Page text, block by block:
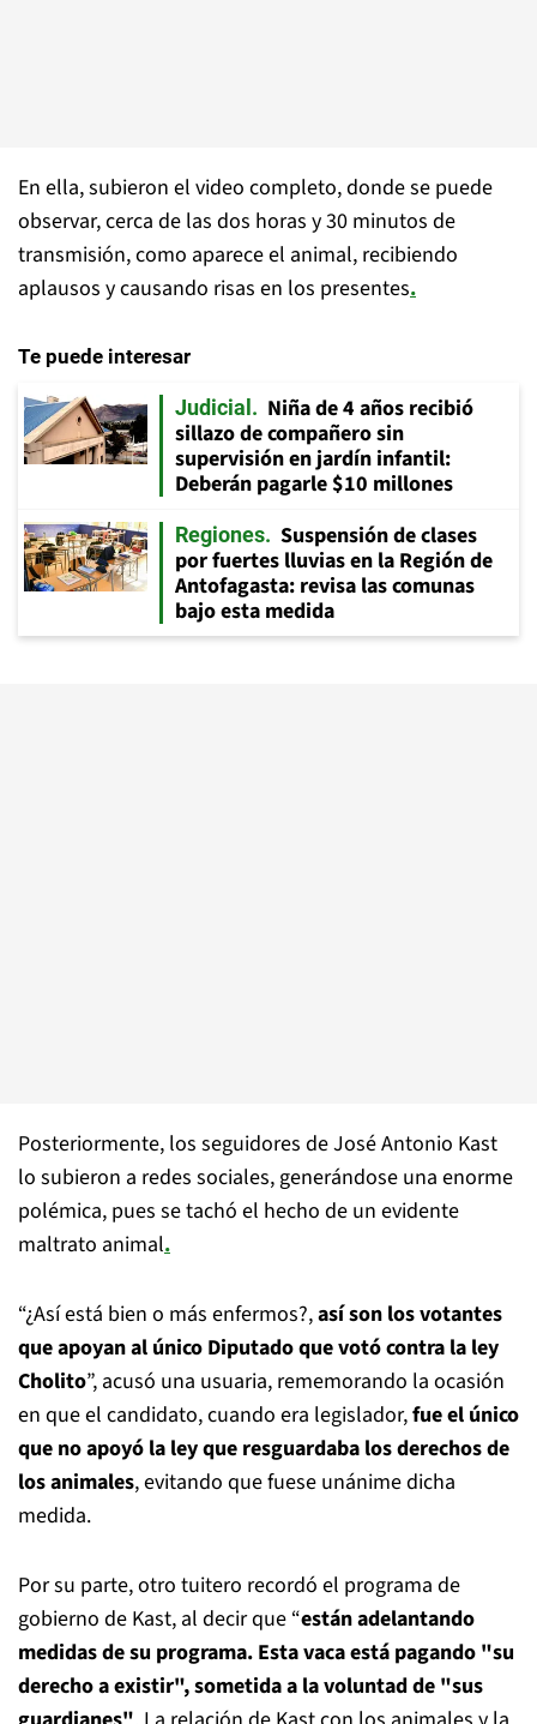
En ella, subieron el video completo, donde se puede
observar, cerca de las dos horas y 30 minutos de
transmisión, como aparece el animal, recibiendo
aplausos y causando risas en los presentes.
Te puede interesar
Judicial
Niña de 4 años recibió
sillazo de compañero sin
supervisión en jardín infantil:
Deberán pagarle $10 millones
Regiones
Suspensión de clases
por fuertes lluvias en la Región de
Antofagasta: revisa las comunas
bajo esta medida
Posteriormente, los seguidores de José Antonio Kast
lo subieron a redes sociales, generándose una enorme
polémica, pues se tachó el hecho de un evidente
maltrato animal.
“¿Así está bien o más enfermos?,así son los votantes
que apoyan al único Diputado que votó contra la ley
Cholito”, acusó una usuaria, rememorando la ocasión
en que el candidato, cuando era legislador,fue el único
que no apoyó la ley que resguardaba los derechos de
los animales, evitando que fuese unánime dicha
medida.
Por su parte, otro tuitero recordó el programa de
gobierno de Kast, al decir que “están adelantando
medidas de su programa. Esta vaca está pagando "su
derecho a existir", sometida a la voluntad de "sus